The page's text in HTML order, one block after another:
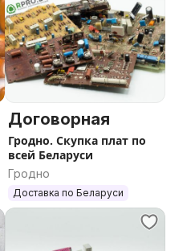
Договорная
Гродно. Скупка плат по
всей Беларуси
Гродно
Доставка по Беларуси